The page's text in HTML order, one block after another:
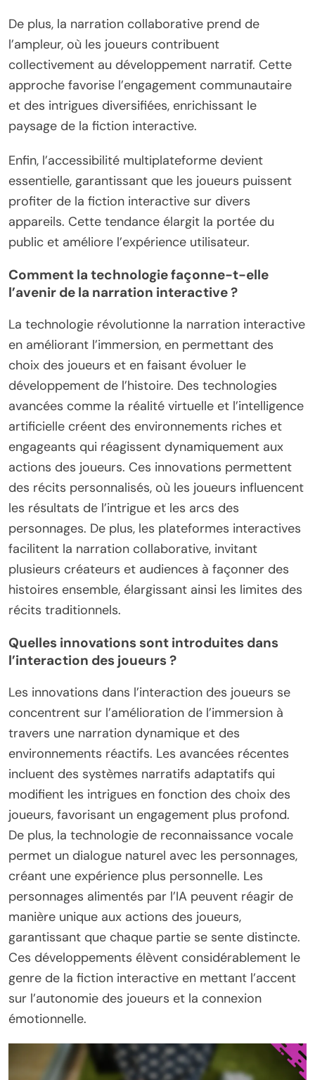
De plus, la narration collaborative prend de
l’ampleur, où les joueurs contribuent
collectivement au développement narratif. Cette
approche favorise l’engagement communautaire
et des intrigues diversifiées, enrichissant le
paysage de la fiction interactive.
Enfin, l’accessibilité multiplateforme devient
essentielle, garantissant que les joueurs puissent
profiter de la fiction interactive sur divers
appareils. Cette tendance élargit la portée du
public et améliore l’expérience utilisateur.
Comment la technologie façonne-t-elle
l’avenir de la narration interactive ?
La technologie révolutionne la narration interactive
en améliorant l’immersion, en permettant des
choix des joueurs et en faisant évoluer le
développement de l’histoire. Des technologies
avancées comme la réalité virtuelle et l’intelligence
artificielle créent des environnements riches et
engageants qui réagissent dynamiquement aux
actions des joueurs. Ces innovations permettent
des récits personnalisés, où les joueurs influencent
les résultats de l’intrigue et les arcs des
personnages. De plus, les plateformes interactives
facilitent la narration collaborative, invitant
plusieurs créateurs et audiences à façonner des
histoires ensemble, élargissant ainsi les limites des
récits traditionnels.
Quelles innovations sont introduites dans
l’interaction des joueurs ?
Les innovations dans l’interaction des joueurs se
concentrent sur l’amélioration de l’immersion à
travers une narration dynamique et des
environnements réactifs. Les avancées récentes
incluent des systèmes narratifs adaptatifs qui
modifient les intrigues en fonction des choix des
joueurs, favorisant un engagement plus profond.
De plus, la technologie de reconnaissance vocale
permet un dialogue naturel avec les personnages,
créant une expérience plus personnelle. Les
personnages alimentés par l’IA peuvent réagir de
manière unique aux actions des joueurs,
garantissant que chaque partie se sente distincte.
Ces développements élèvent considérablement le
genre de la fiction interactive en mettant l’accent
sur l’autonomie des joueurs et la connexion
émotionnelle.